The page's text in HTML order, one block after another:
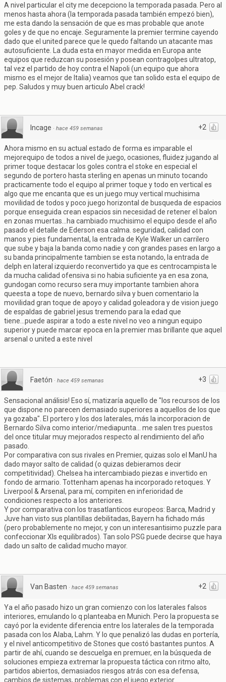
A nivel particular el city me decepciono la temporada pasada. Pero al
menos hasta ahora (la temporada pasada también empezó bien),
me esta dando la sensación de que es mas probable que anote
goles y de que no encaje. Seguramente la premier termine cayendo
dado que el united parece que le quedo faltando un atacante mas
autosuficiente. La duda esta en mayor medida en Europa ante
equipos que reduzcan su posesión y posean contragolpes ultratop,
tal vez el partido de hoy contra el Napoli (un equipo que ahora
mismo es el mejor de Italia) veamos que tan solido esta el equipo de
pep. Saludos y muy buen articulo Abel crack!
+2
Incage · hace 459 semanas
Ahora mismo en su actual estado de forma es imparable el
mejorequipo de todos a nivel de juego, ocasiones, fluidez jugando al
primer toque destacar los goles contra el stoke en especial el
segundo de portero hasta sterling en apenas un minuto tocando
practicamente todo el equipo al primer toque y todo en vertical es
algo que me encanta que es un juego muy vertical muchisima
movilidad de todos y poco juego horizontal de busqueda de espacios
porque enseguida crean espacios sin necesidad de retener el balon
en zonas muertas...ha cambiado muchisimo el equipo desde el año
pasado el detalle de Ederson esa calma. seguridad, calidad con
manos y pies fundamental, la entrada de Kyle Walker un carrilero
que sube y baja la banda como nadie y con grandes pases en largo a
su banda principalmente tambien se esta notando, la entrada de
delph en lateral izquierdo reconvertido ya que es centrocampista le
da mucha calidad ofensiva si no habia suficiente ya en esa zona,
gundogan como recurso sera muy importante tambien ahora
queesta a tope de nuevo, bernardo silva y buen comentario la
movilidad gran toque de apoyo y calidad goleadora y de vision juego
de espaldas de gabriel jesus tremendo para la edad que
tiene...puede aspirar a todo a este nivel no veo a ningun equipo
superior y puede marcar epoca en la premier mas brillante que aquel
arsenal o united a este nivel
+3
Faetón · hace 459 semanas
Sensacional análisis! Eso sí, matizaría aquello de "los recursos de los
que dispone no parecen demasiado superiores a aquellos de los que
ya gozaba". El portero y los dos laterales, más la incorporacion de
Bernardo Silva como interior/mediapunta... me salen tres puestos
del once titular muy mejorados respecto al rendimiento del año
pasado.
Por comparativa con sus rivales en Premier, quizas solo el ManU ha
dado mayor salto de calidad (o quizas debieramos decir
competitividad). Chelsea ha intercambiado piezas e invertido en
fondo de armario. Tottenham apenas ha incorporado retoques. Y
Liverpool & Arsenal, para mí, compiten en inferioridad de
condiciones respecto a los anteriores.
Y por comparativa con los trasatlanticos europeos: Barca, Madrid y
Juve han visto sus plantillas debilitadas, Bayern ha fichado más
(pero probablemente no mejor, y con un interesantisimo puzzle para
confeccionar XIs equilibrados). Tan solo PSG puede decirse que haya
dado un salto de calidad mucho mayor.
+2
Van Basten · hace 459 semanas
Ya el año pasado hizo un gran comienzo con los laterales falsos
interiores, emulando lo q planteaba en Munich. Pero la propuesta se
cayó por la evidente diferencia entre los laterales de la temporada
pasada con los Alaba, Lahm. Y lo que penalizó las dudas en portería,
y el nivel anticompetitivo de Stones que costó bastantes puntos. A
partir de ahí, cuando se descuelga en premuer, en la búsqueda de
soluciones empieza extremar la propuesta táctica con ritmo alto,
partidos abiertos, demasiados riesgos atrás con esa defensa,
cambios de sistemas, problemas con el juego exterior...